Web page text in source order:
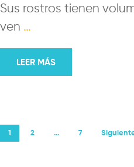
Sus rostros tienen
ven …
LEER MÁS
Paginación
1 2 … 7